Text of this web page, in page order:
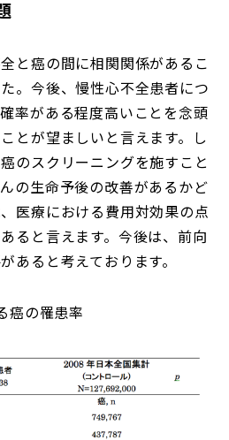
と癌の間に相関関係があるこ
。今後、慢性心不全患者につ
率がある程度高いことを念頭
とが望ましいと言えます。し
のスクリーニングを施すこと
の生命予後の改善があるかど
医療における費用対効果の点
ると言えます。今後は、前向
あると考えております。
癌の罹患率